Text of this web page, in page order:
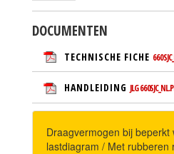
DOCUMENTEN
TECHNISCHE FICHE
HANDLEIDING JLG
Draagvermogen bij beperkt
lastdiagram / Met rubberen